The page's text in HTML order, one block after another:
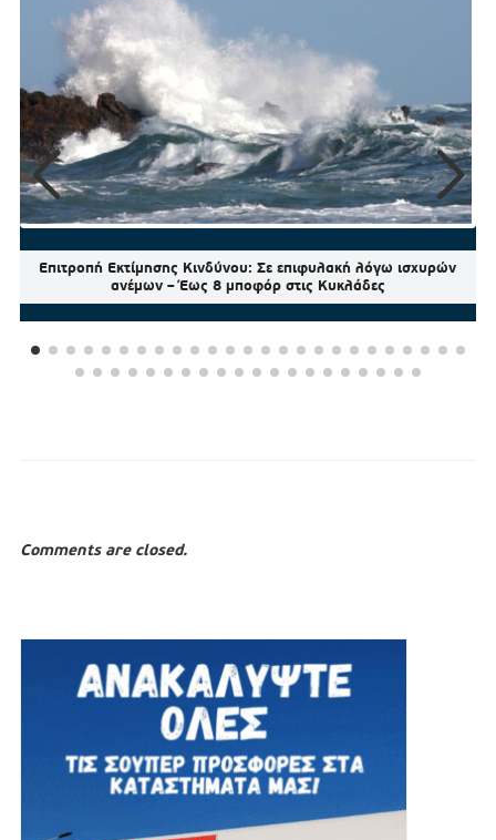
Επιτροπή Εκτίμησης Κινδύνου: Σε επιφυλακή λόγω ισχυρών
ανέμων – Έως 8 μποφόρ στις Κυκλάδες
Comments are closed.